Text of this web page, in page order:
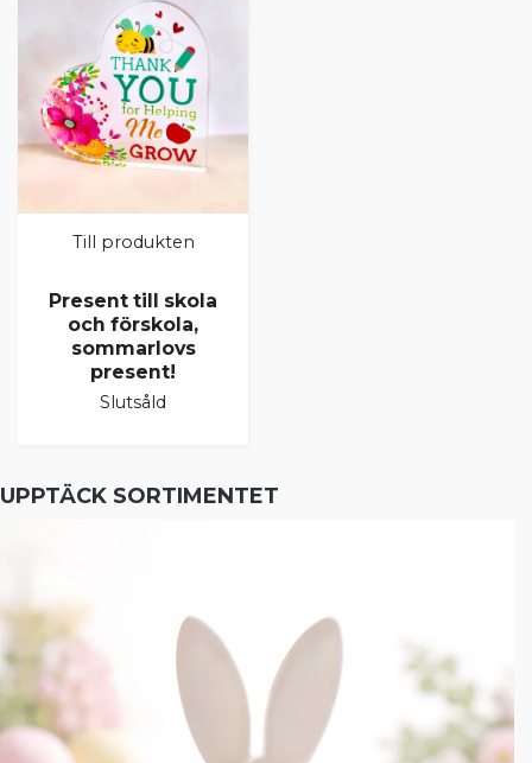
UPPTÄCK SORTIMENTET
Till produkten
Present till skola
och förskola,
sommarlovs
present!
Slutsåld